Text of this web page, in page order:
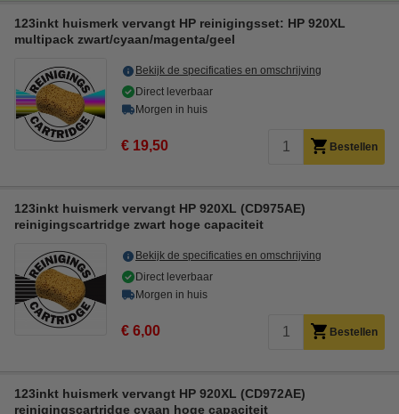
123inkt huismerk vervangt HP reinigingsset: HP 920XL
multipack zwart/cyaan/magenta/geel
Bekijk de specificaties en omschrijving
Direct leverbaar
Morgen in huis
€ 19,50 Bestellen
123inkt huismerk vervangt HP 920XL (CD975AE)
reinigingscartridge zwart hoge capaciteit
Bekijk de specificaties en omschrijving
Direct leverbaar
Morgen in huis
€ 6,00 Bestellen
123inkt huismerk vervangt HP 920XL (CD972AE)
reinigingscartridge cyaan hoge capaciteit